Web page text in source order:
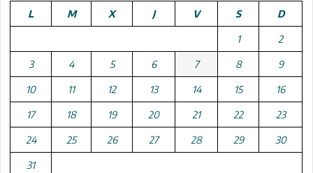
L
M X J V S D
1 2
3 4 5 6 7 8 9
10 11 12 13 14 15 16
17 18 19 20 21 22 23
24 25 26 27 28 29 30
31